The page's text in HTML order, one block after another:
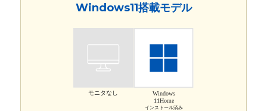
Windows11搭載モデル
モニタなし
Windows
11Home
インストール済み